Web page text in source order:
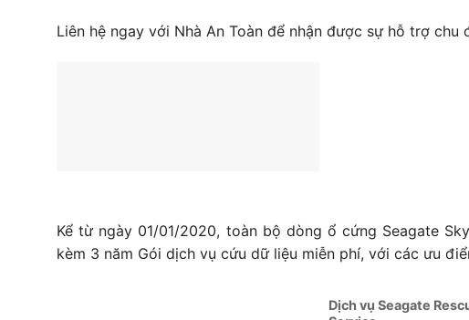
Liên hệ ngay với Nhà An Toàn để nhận được sự hỗ trợ chu
Kể từ ngày 01/01/2020, toàn bộ dòng ổ cứng Seagate
kèm 3 năm Gói dịch vụ cứu dữ liệu miễn phí, với các ưu
Dịch vụ Seagate